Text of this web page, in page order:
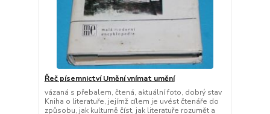
Řeč písemnictví Umění vnímat umění
vázaná s přebalem, čtená, aktuální foto, dobrý stav
Kniha o literatuře, jejímž cílem je uvést čtenáře do
způsobu, jak kulturně číst, jak literatuře rozumět a